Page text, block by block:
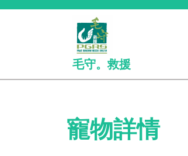
毛守。救援
寵物詳情